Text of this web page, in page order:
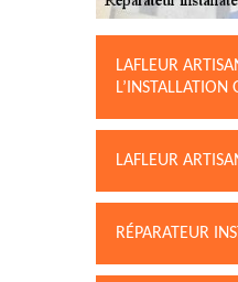
LAFLEUR
LAFLEUR
RÉPARATEUR